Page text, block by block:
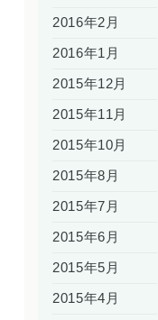
2016年2月
2016年1月
2015年12月
2015年11月
2015年10月
2015年8月
2015年7月
2015年6月
2015年5月
2015年4月